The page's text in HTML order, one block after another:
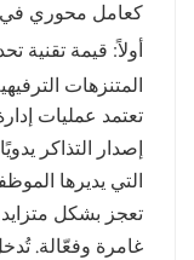
كعامل محوري في
المتنزهات
تعتمد عمليات
إصدار التذاكر
التي يديرها
تعجز بشكل
غامرة وفعّالة.